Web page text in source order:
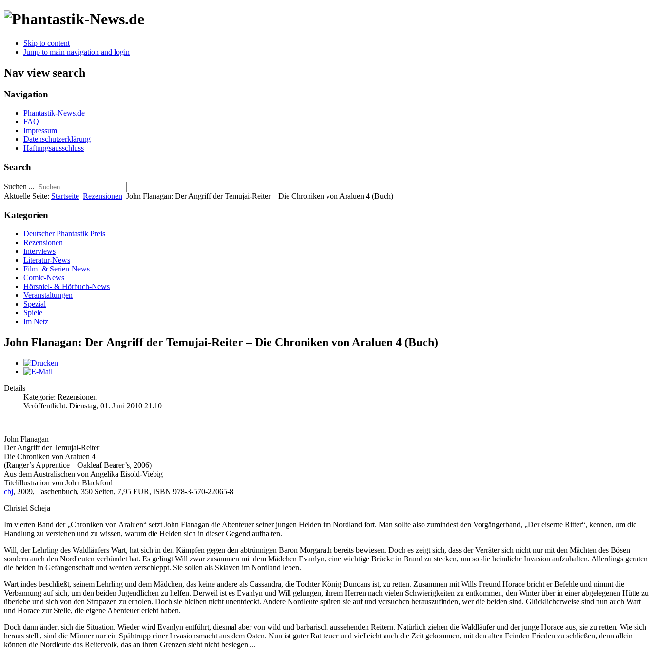
Skip to content
Jump to main navigation and login
Nav view search
Navigation
Phantastik-News.de
FAQ
Impressum
Datenschutzerklärung
Haftungsausschluss
Search
Suchen ...
Aktuelle Seite: Startseite Rezensionen John Flanagan: Der Angriff der Temujai-Reiter – Die Chroniken von Araluen 4 (Buch)
Kategorien
Deutscher Phantastik Preis
Rezensionen
Interviews
Literatur-News
Film- & Serien-News
Comic-News
Hörspiel- & Hörbuch-News
Veranstaltungen
Spezial
Spiele
Im Netz
John Flanagan: Der Angriff der Temujai-Reiter – Die Chroniken von Araluen 4 (Buch)
Details
Kategorie: Rezensionen
Veröffentlicht: Dienstag, 01. Juni 2010 21:10
John Flanagan
Der Angriff der Temujai-Reiter
Die Chroniken von Araluen 4
(Ranger’s Apprentice – Oakleaf Bearer’s, 2006)
Aus dem Australischen von Angelika Eisold-Viebig
Titelillustration von John Blackford
cbj, 2009, Taschenbuch, 350 Seiten, 7,95 EUR, ISBN 978-3-570-22065-8
Christel Scheja
Im vierten Band der „Chroniken von Araluen“ setzt John Flanagan die Abenteuer seiner jungen Helden im Nordland fort. Man sollte also zumindest den Vorgängerband, „Der eiserne Ritter“, kennen, um die
Handlung zu verstehen und zu wissen, warum die Helden sich in dieser Gegend aufhalten.
Will, der Lehrling des Waldläufers Wart, hat sich in den Kämpfen gegen den abtrünnigen Baron Morgarath bereits bewiesen. Doch es zeigt sich, dass der Verräter sich nicht nur mit den Mächten des Bösen
sondern auch den Nordleuten verbündet hat. Es gelingt Will zwar zusammen mit dem Mädchen Evanlyn, eine wichtige Brücke in Brand zu stecken, um so die heimliche Invasion aufzuhalten. Allerdings geraten
die beiden in Gefangenschaft und werden verschleppt. Sie sollen als Sklaven im Nordland leben.
Wart indes beschließt, seinem Lehrling und dem Mädchen, das keine andere als Cassandra, die Tochter König Duncans ist, zu retten. Zusammen mit Wills Freund Horace bricht er Befehle und nimmt die
Verbannung auf sich, um den beiden Jugendlichen zu helfen. Derweil ist es Evanlyn und Will gelungen, ihrem Herren nach vielen Schwierigkeiten zu entkommen, den Winter über in einer abgelegenen Hütte zu
überlebe und sich von den Strapazen zu erholen. Doch sie bleiben nicht unentdeckt. Andere Nordleute spüren sie auf und versuchen herauszufinden, wer die beiden sind. Glücklicherweise sind nun auch Wart
und Horace zur Stelle, die eigene Abenteuer erlebt haben.
Doch dann ändert sich die Situation. Wieder wird Evanlyn entführt, diesmal aber von wild und barbarisch aussehenden Reitern. Natürlich ziehen die Waldläufer und der junge Horace aus, sie zu retten. Wie sich
heraus stellt, sind die Männer nur ein Spähtrupp einer Invasionsmacht aus dem Osten. Nun ist guter Rat teuer und vielleicht auch die Zeit gekommen, mit den alten Feinden Frieden zu schließen, denn allein
können die Nordleute das Reitervolk, das an ihren Grenzen steht nicht besiegen ...